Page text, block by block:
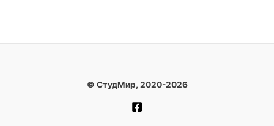
© СтудМир, 2020-2026